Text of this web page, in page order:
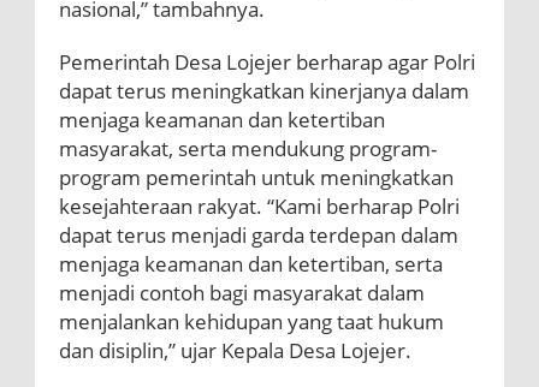
nasional,” tambahnya.
Pemerintah Desa Lojejer berharap agar Polri
dapat terus meningkatkan kinerjanya dalam
menjaga keamanan dan ketertiban
masyarakat, serta mendukung program-
program pemerintah untuk meningkatkan
kesejahteraan rakyat. “Kami berharap Polri
dapat terus menjadi garda terdepan dalam
menjaga keamanan dan ketertiban, serta
menjadi contoh bagi masyarakat dalam
menjalankan kehidupan yang taat hukum
dan disiplin,” ujar Kepala Desa Lojejer.